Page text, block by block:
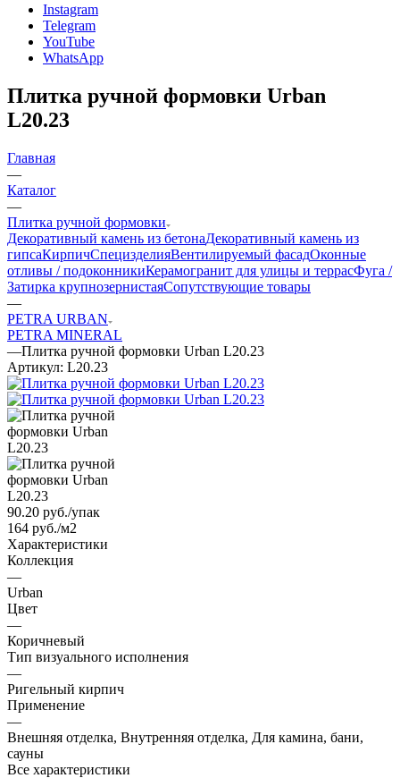
Instagram
Telegram
YouTube
WhatsApp
Плитка ручной формовки Urban
L20.23
Главная
—
Каталог
—
Плитка ручной формовки
Декоративный камень из бетонаДекоративный камень из
гипсаКирпичСпецизделияВентилируемый фасадОконные
отливы / подоконникиКерамогранит для улицы и террасФуга /
Затирка крупнозернистаяСопутствующие товары
—
PETRA URBAN
PETRA MINERAL
—Плитка ручной формовки Urban L20.23
Артикул: L20.23
90.20 руб./упак
164 руб./м2
Характеристики
Коллекция
—
Urban
Цвет
—
Коричневый
Тип визуального исполнения
—
Ригельный кирпич
Применение
—
Внешняя отделка, Внутренняя отделка, Для камина, бани,
сауны
Все характеристики